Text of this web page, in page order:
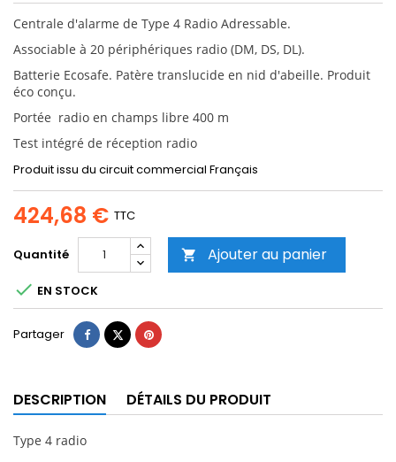
Centrale d'alarme de Type 4 Radio Adressable.
Associable à 20 périphériques radio (DM, DS, DL).
Batterie Ecosafe. Patère translucide en nid d'abeille. Produit
éco conçu.
Portée radio en champs libre 400 m
Test intégré de réception radio
Produit issu du circuit commercial Français
424,68 € TTC
Quantité  Ajouter au panier
 EN STOCK
Partager PartagerTweetPinterest
DESCRIPTION DÉTAILS DU PRODUIT
Type 4 radio